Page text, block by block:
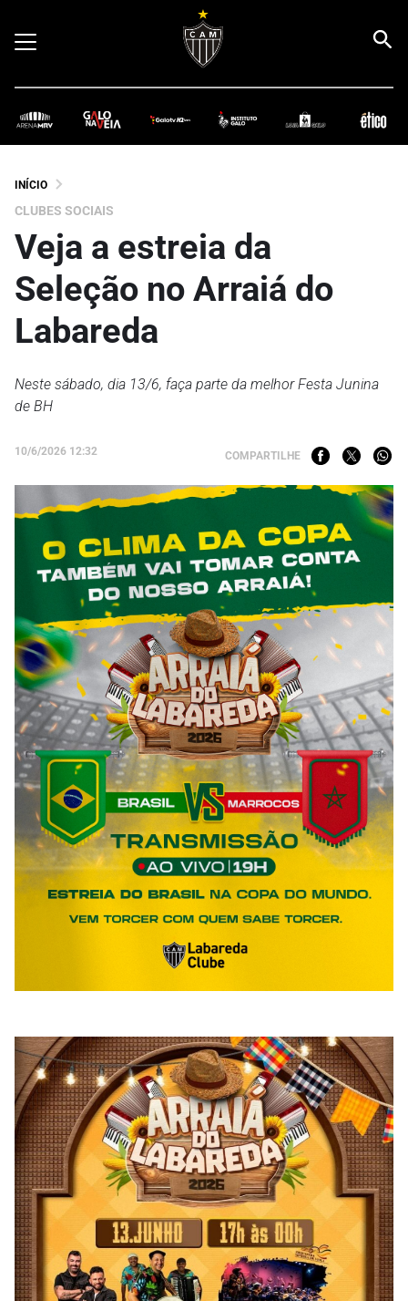
INÍCIO
CLUBES SOCIAIS
Veja a estreia da
Seleção no Arraiá do
Labareda
Neste sábado, dia 13/6, faça parte da melhor Festa Junina
de BH
10/6/2026 12:32 COMPARTILHE